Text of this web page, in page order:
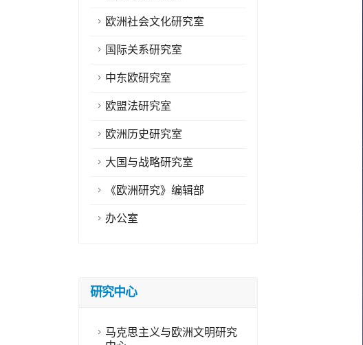
欧洲社会文化研究室
国际关系研究室
中东欧研究室
欧盟法研究室
欧洲历史研究室
大国与战略研究室
《欧洲研究》编辑部
办公室
研究中心
马克思主义与欧洲文明研究